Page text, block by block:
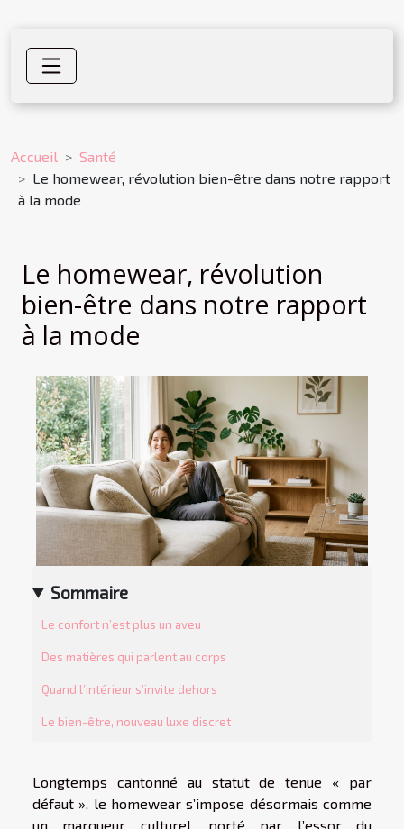
Accueil
Santé
Le homewear, révolution bien-être dans notre rapport
à la mode
Le homewear, révolution
bien-être dans notre rapport
à la mode
Sommaire
Le confort n’est plus un aveu
Des matières qui parlent au corps
Quand l’intérieur s’invite dehors
Le bien-être, nouveau luxe discret
Longtemps cantonné au statut de tenue « par
défaut », le homewear s’impose désormais comme
un marqueur culturel, porté par l’essor du